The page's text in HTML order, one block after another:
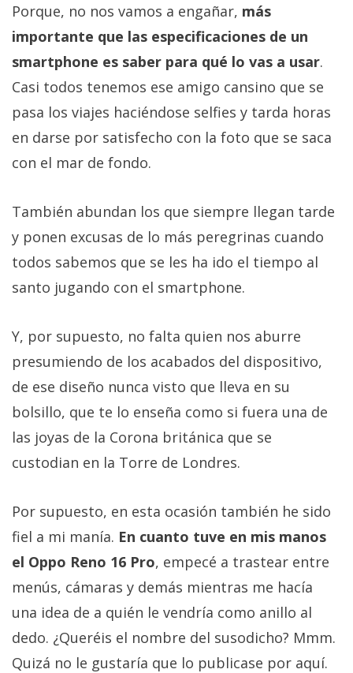
Porque, no nos vamos a engañar, más
importante que las especificaciones de un
smartphone es saber para qué lo vas a usar.
Casi todos tenemos ese amigo cansino que se
pasa los viajes haciéndose selfies y tarda horas
en darse por satisfecho con la foto que se saca
con el mar de fondo.
También abundan los que siempre llegan tarde
y ponen excusas de lo más peregrinas cuando
todos sabemos que se les ha ido el tiempo al
santo jugando con el smartphone.
Y, por supuesto, no falta quien nos aburre
presumiendo de los acabados del dispositivo,
de ese diseño nunca visto que lleva en su
bolsillo, que te lo enseña como si fuera una de
las joyas de la Corona británica que se
custodian en la Torre de Londres.
Por supuesto, en esta ocasión también he sido
fiel a mi manía. En cuanto tuve en mis manos
el Oppo Reno 16 Pro, empecé a trastear entre
menús, cámaras y demás mientras me hacía
una idea de a quién le vendría como anillo al
dedo. ¿Queréis el nombre del susodicho? Mmm.
Quizá no le gustaría que lo publicase por aquí.